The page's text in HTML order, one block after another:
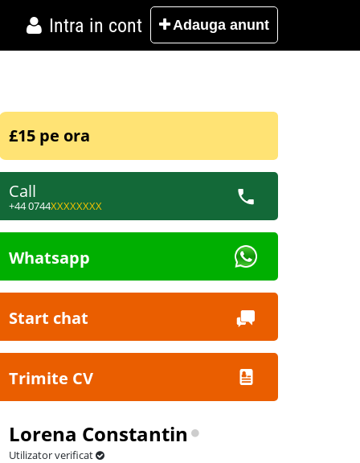
Intra in cont Adauga anunt
£15 pe ora
Call
+44 0744XXXXXXXX
Whatsapp
Start chat
Trimite CV
Lorena Constantin
Utilizator verificat